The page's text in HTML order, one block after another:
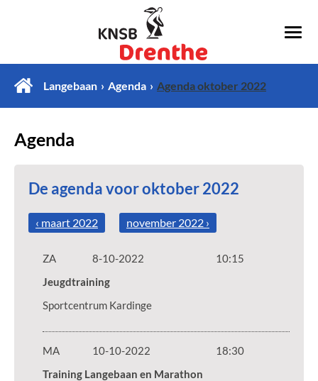
Langebaan Agenda Agenda oktober 2022
Agenda
De agenda voor oktober 2022
‹ maart 2022 november 2022 ›
ZA 8-10-2022
10:15
Jeugdtraining
Sportcentrum Kardinge
MA 10-10-2022
18:30
Training Langebaan en Marathon